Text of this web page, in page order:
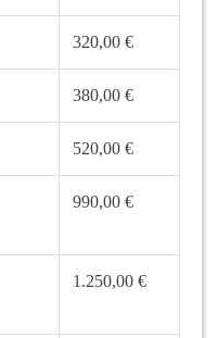
320,00 €
380,00 €
520,00 €
990,00 €
1.250,00 €